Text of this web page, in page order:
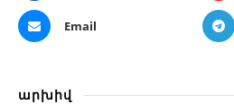
Email
արխիվ